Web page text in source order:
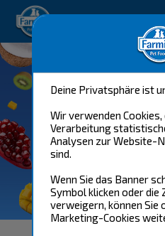
Deine Privatsphäre ist
Wir verwenden Cookies,
Verarbeitung
Analysen zur Website-
sind.
Wenn Sie das Banner
Symbol klicken oder die
verweigern, können
Marketing-Cookies
Happy pet.